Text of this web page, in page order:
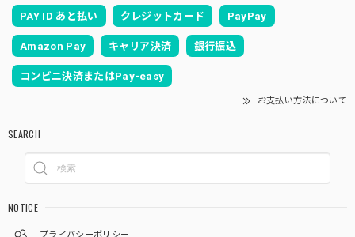
PAY ID あと払い クレジットカード PayPay
Amazon Pay キャリア決済 銀行振込
コンビニ決済またはPay-easy
お支払い方法について
SEARCH
NOTICE
プライバシーポリシー